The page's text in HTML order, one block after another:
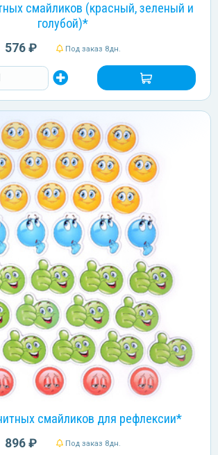
смайликов (красный, зеленый и
голубой)*
576 ₽ Под заказ 8дн.
смайликов для рефлексии*
896 ₽ Под заказ 8дн.